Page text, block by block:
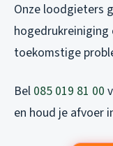
Onze loodgieters
toekomstige
Bel 085 019 81 00
en houd je afvoer